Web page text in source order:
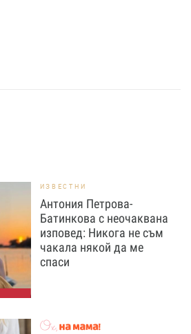
ИЗВЕСТНИ
Антония Петрова-
Батинкова с неочаквана
изповед: Никога не съм
чакала някой да ме
спаси